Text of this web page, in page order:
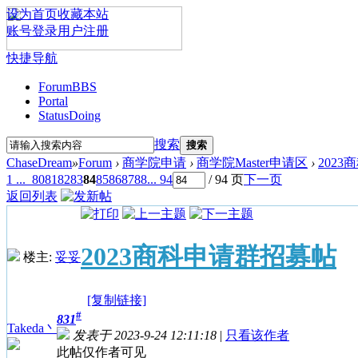
设为首页收藏本站
账号登录用户注册
快捷导航
ForumBBS
Portal
StatusDoing
搜索 搜索
ChaseDream»Forum › 商学院申请 › 商学院Master申请区 › 2023
1 ... 808182838485868788... 94 / 94 页下一页
返回列表
楼主: 妥妥2023商科申请群招募帖
[复制链接]
Takeda丶
831#
发表于 2023-9-24 12:11:18 | 只看该作者
此帖仅作者可见